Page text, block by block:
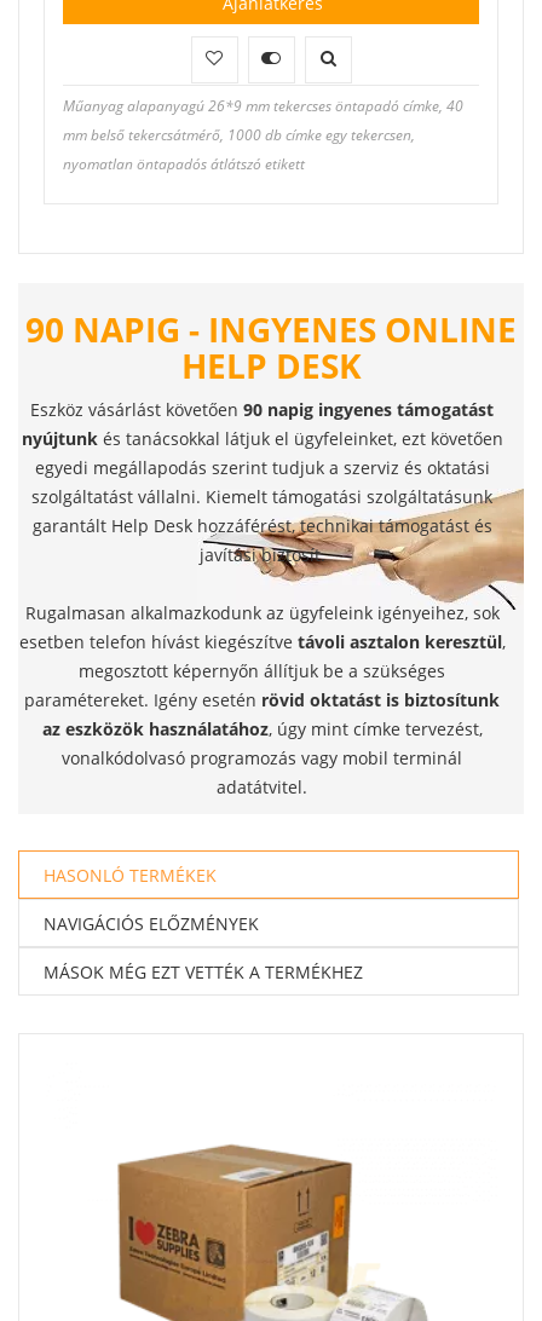
Műanyag alapanyagú 26*9 mm tekercses öntapadó címke, 40
mm belső tekercsátmérő, 1000 db címke egy tekercsen,
nyomatlan öntapadós átlátszó etikett
90 NAPIG - INGYENES ONLINE
HELP DESK
Eszköz vásárlást követően 90 napig ingyenes támogatást
nyújtunkés tanácsokkal látjuk el ügyfeleinket, ezt követően
egyedi megállapodás szerint tudjuk a szerviz és oktatási
szolgáltatást vállalni. Kiemelt támogatási szolgáltatásunk
garantált Help Desk hozzáférést, technikai támogatást és
javítási biztosít.
Rugalmasan alkalmazkodunk az ügyfeleink igényeihez, sok
esetben telefon hívást kiegészítve távoli asztalon keresztül,
megosztott képernyőn állítjuk be a szükséges
paramétereket. Igény esetén rövid oktatást is biztosítunk
az eszközök használatához, úgy mint címke tervezést,
vonalkódolvasó programozás vagy mobil terminál
adatátvitel.
HASONLÓ TERMÉKEK
NAVIGÁCIÓS ELŐZMÉNYEK
MÁSOK MÉG EZT VETTÉK A TERMÉKHEZ